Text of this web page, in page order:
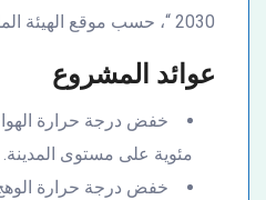
2030 “، حسب موقع الهيئة الملكية لمدينة الرياض.
عوائد المشروع
مئوية على مستوى المدينة.
خفض درجة حرارة